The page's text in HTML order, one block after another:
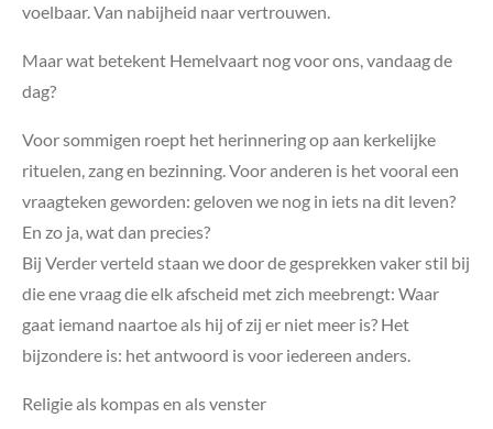
voelbaar. Van nabijheid naar vertrouwen.
Maar wat betekent Hemelvaart nog voor ons, vandaag de
dag?
Voor sommigen roept het herinnering op aan kerkelijke
rituelen, zang en bezinning. Voor anderen is het vooral een
vraagteken geworden: geloven we nog in iets na dit leven?
En zo ja, wat dan precies?
Bij Verder verteld staan we door de gesprekken vaker stil bij
die ene vraag die elk afscheid met zich meebrengt: Waar
gaat iemand naartoe als hij of zij er niet meer is? Het
bijzondere is: het antwoord is voor iedereen anders.
Religie als kompas en als venster